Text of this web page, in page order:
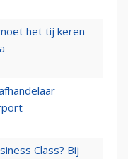
het tij keren
Class? Bij